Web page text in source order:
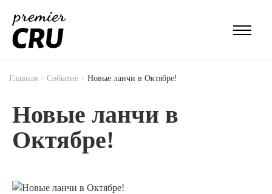
Главная Событие Новые ланчи в Октябре!
Новые ланчи в
Октябре!